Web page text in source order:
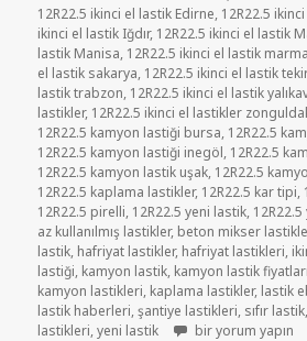
12R22.5 ikinci el lastik Edirne, 12R22.5
ikinci el lastik Iğdır, 12R22.5 ikinci el lastik
lastik Manisa, 12R22.5 ikinci el lastik
el lastik sakarya, 12R22.5 ikinci el lastik
lastik trabzon, 12R22.5 ikinci el lastik
lastikler, 12R22.5 ikinci el lastikler
12R22.5 kamyon lastiği bursa, 12R22.5
12R22.5 kamyon lastiği inegöl, 12R22.5
12R22.5 kamyon lastik uşak, 12R22.5
12R22.5 kaplama lastikler, 12R22.5 kar tipi,
12R22.5 pirelli, 12R22.5 yeni lastik,
az kullanılmış lastikler, beton mikser
lastik, hafriyat lastikler, hafriyat lastikleri,
lastiği, kamyon lastik, kamyon lastik fiyatları
kamyon lastikleri, kaplama lastikler, lastik
lastik haberleri,şantiye lastikleri, sıfır lastik
lastikleri,yeni lastik 12R22.5 İKİNCİ EL
bir yorum yapın